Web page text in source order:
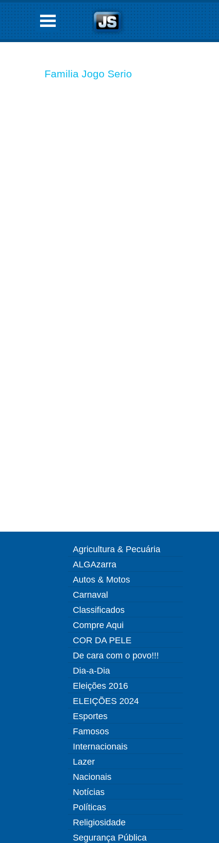
Familia Jogo Serio
Agricultura & Pecuária
ALGAzarra
Autos & Motos
Carnaval
Classificados
Compre Aqui
COR DA PELE
De cara com o povo!!!
Dia-a-Dia
Eleições 2016
ELEIÇÕES 2024
Esportes
Famosos
Internacionais
Lazer
Nacionais
Notícias
Políticas
Religiosidade
Segurança Pública